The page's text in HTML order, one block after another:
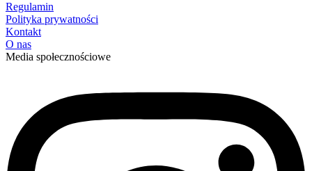
Regulamin
Polityka prywatności
Kontakt
O nas
Media społecznościowe